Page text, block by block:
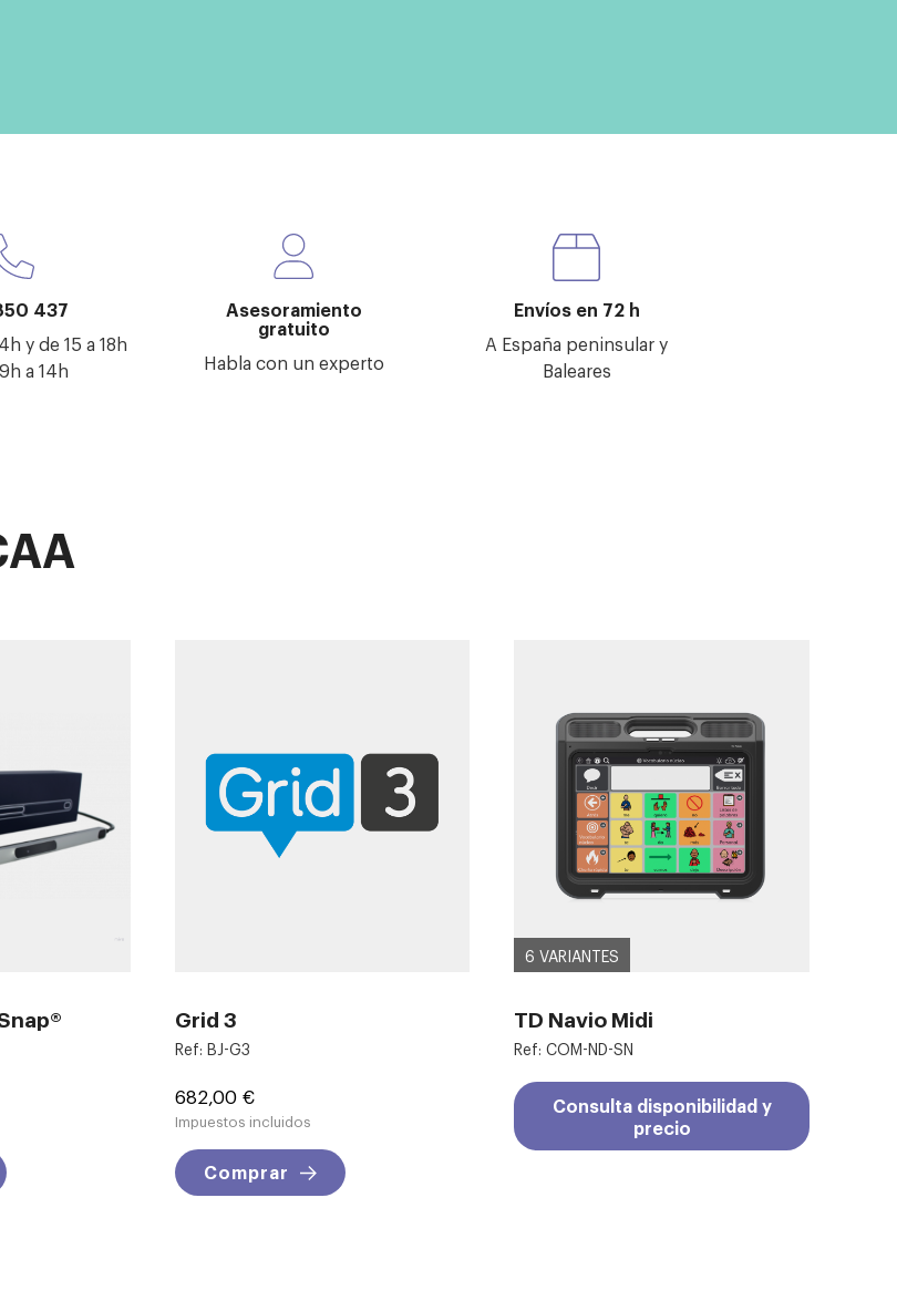
437
y de 15 a 18h
a 14h
Asesoramiento
gratuito
Habla con un experto
Envíos en 72 h
A España peninsular y
Baleares
Grid 3
Ref: BJ-G3
Precio
682,00 €
Impuestos incluidos
Comprar
6 VARIANTES
TD Navio Midi
Ref: COM-ND-SN
Consulta disponibilidad y
precio